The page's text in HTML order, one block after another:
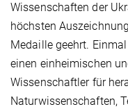
Wissenschaften der
höchsten
Medaille geehrt.
einen einheimischen
Wissenschaftler für
Naturwissenschaften,